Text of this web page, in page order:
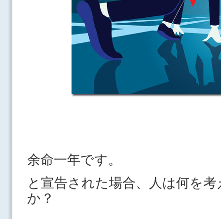
余命一年です。
と宣告された場合、人は何を
か？